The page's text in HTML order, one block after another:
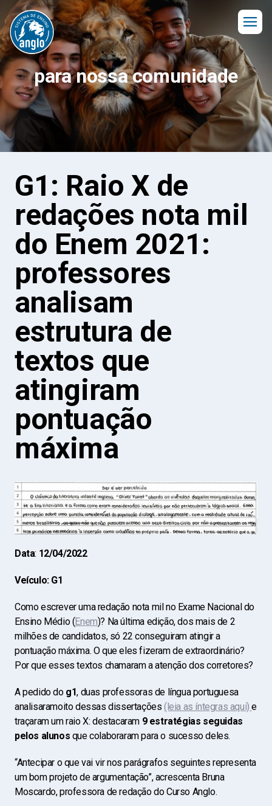
para nossa comunidade
G1: Raio X de
redações nota mil
do Enem 2021:
professores
analisam
estrutura de
textos que
atingiram
pontuação
máxima
Data: 12/04/2022
Veículo: G1
Como escrever uma redação nota mil no Exame Nacional do
Ensino Médio (Enem)? Na última edição, dos mais de 2
milhões de candidatos, só 22 conseguiram atingir a
pontuação máxima. O que eles fizeram de extraordinário?
Por que esses textos chamaram a atenção dos corretores?
A pedido do g1, duas professoras de língua portuguesa
analisaramoito dessas dissertações(leia as íntegras aqui)e
traçaram um raio X: destacaram 9 estratégias seguidas
pelos alunos que colaboraram para o sucesso deles.
“Antecipar o que vai vir nos parágrafos seguintes representa
um bom projeto de argumentação”, acrescenta Bruna
Moscardo, professora de redação do Curso Anglo.